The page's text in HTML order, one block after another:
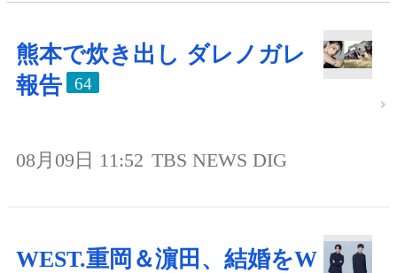
熊本で炊き出し ダレノガレ
報告
64
08月09日 11:52 TBS NEWS DIG
WEST.重岡＆濵田、結婚をW